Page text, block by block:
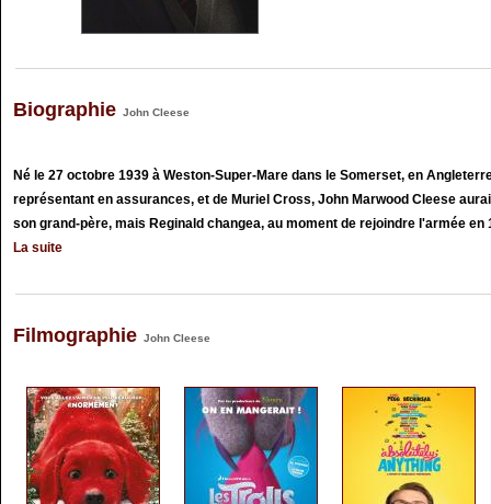
Biographie John Cleese
Né le 27 octobre 1939 à Weston-Super-Mare dans le Somerset, en
représentant en assurances, et de Muriel Cross, John Marwood Cleese
son grand-père, mais Reginald changea, au moment de rejoindre l'armée en
La suite
Filmographie John Cleese